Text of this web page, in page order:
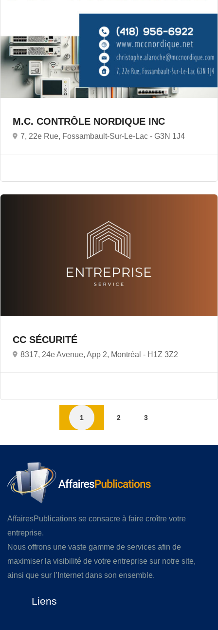
M.C. CONTRÔLE NORDIQUE INC
7, 22e Rue, Fossambault-Sur-Le-Lac - G3N 1J4
CC SÉCURITÉ
8317, 24e Avenue, App 2, Montréal - H1Z 3Z2
1 2 3
AffairesPublications se consacre à faire croître votre
entreprise.
Nous offrons une vaste gamme de services afin de
maximiser la visibilité de votre entreprise sur notre site,
ainsi que sur l’Internet dans son ensemble.
Liens